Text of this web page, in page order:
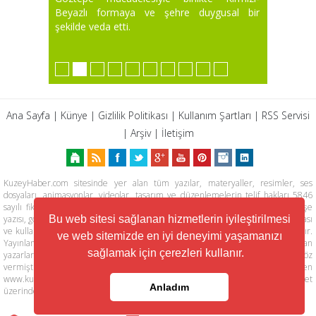
Bu web sitesi sağlanan hizmetlerin iyileştirilmesi
ve web sitemizde en iyi deneyimi yaşamanızı
sağlamak için çerezleri kullanır.
Anladım
Beyazlı formaya ve şehre duygusal bir
şekilde veda etti.
Ana Sayfa | Künye | Gizlilik Politikası | Kullanım Şartları | RSS Servisi
| Arşiv| İletişim
KuzeyHaber.com sitesinde yer alan tüm yazılar, materyaller, resimler, ses
dosyaları, animasyonlar, videolar, tasarım ve düzenlemelerin telif hakları 5846
sayılı fikir ve sanat eserleri kanunu ile korunmaktadır. Her türlü haber, köşe
yazısı, görsel, belge ve bağlantının izinsiz ve kaynak belirtilmeksizin kopyalanması
ve kullanılması durumunda her türlü yasal hakları tarafımızca saklı tutulmaktadır.
Yayınlanan köşe yazılarından, haberlere ve köşe yazılarına yapılan yorumlardan
yazarları sorumludur. KuzeyHaber.com Basın Meslek İlkelerine uymaya söz
vermiştir. Web Sitemiz dışında farklı sitelere yönlendiren linklerin içeriklerinden
www.kuzeyhaber.com sorumlu tutulamaz. KuzeyHaber.com sadece internet
üzerinden yayın yapmaktadır.